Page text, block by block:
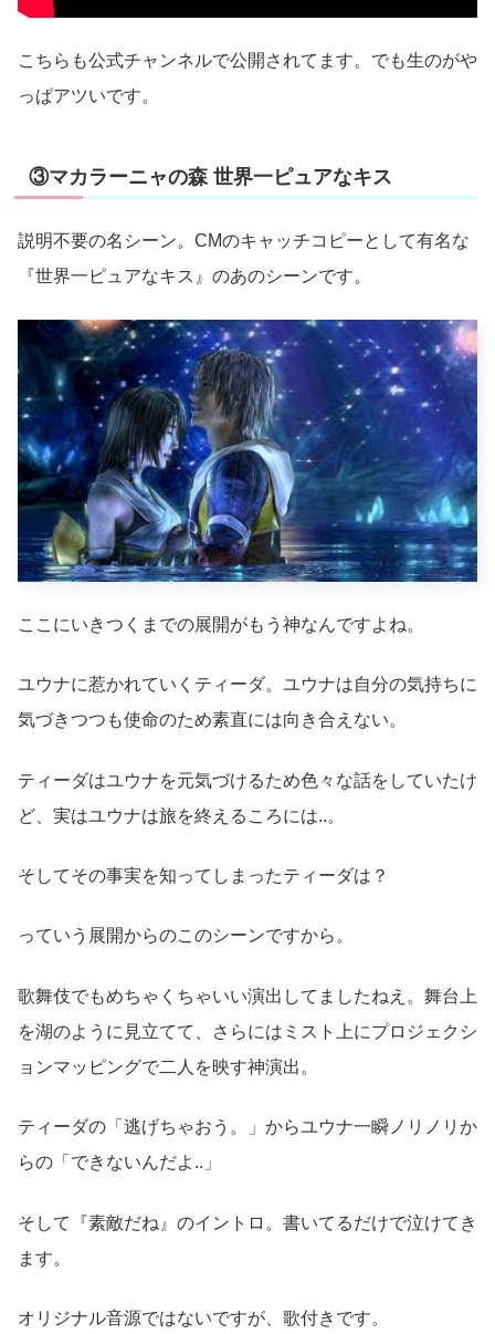
こちらも公式チャンネルで公開されてます。でも生のがや
っぱアツいです。
③マカラーニャの森 世界一ピュアなキス
説明不要の名シーン。CMのキャッチコピーとして有名な
『世界一ピュアなキス』のあのシーンです。
ここにいきつくまでの展開がもう神なんですよね。
ユウナに惹かれていくティーダ。ユウナは自分の気持ちに
気づきつつも使命のため素直には向き合えない。
ティーダはユウナを元気づけるため色々な話をしていたけ
ど、実はユウナは旅を終えるころには..。
そしてその事実を知ってしまったティーダは？
っていう展開からのこのシーンですから。
歌舞伎でもめちゃくちゃいい演出してましたねえ。舞台上
を湖のように見立てて、さらにはミスト上にプロジェクシ
ョンマッピングで二人を映す神演出。
ティーダの「逃げちゃおう。」からユウナ一瞬ノリノリか
らの「できないんだよ..」
そして『素敵だね』のイントロ。書いてるだけで泣けてき
ます。
オリジナル音源ではないですが、歌付きです。